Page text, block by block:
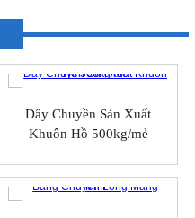
Dây Chuyền Sản Xuất
Khuôn Hồ 500kg/mẻ